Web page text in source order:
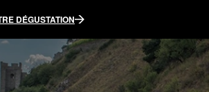
DÉGUSTATION